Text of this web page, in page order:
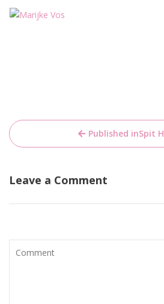
Skip
Bericht
navigatie
Published inSpit
Leave a Comment